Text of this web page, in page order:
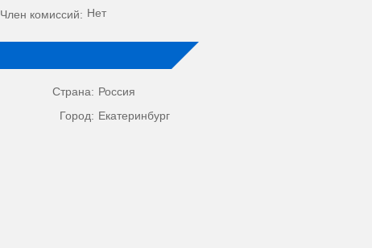
Член комиссий: Нет
Страна: Россия
Город: Екатеринбург